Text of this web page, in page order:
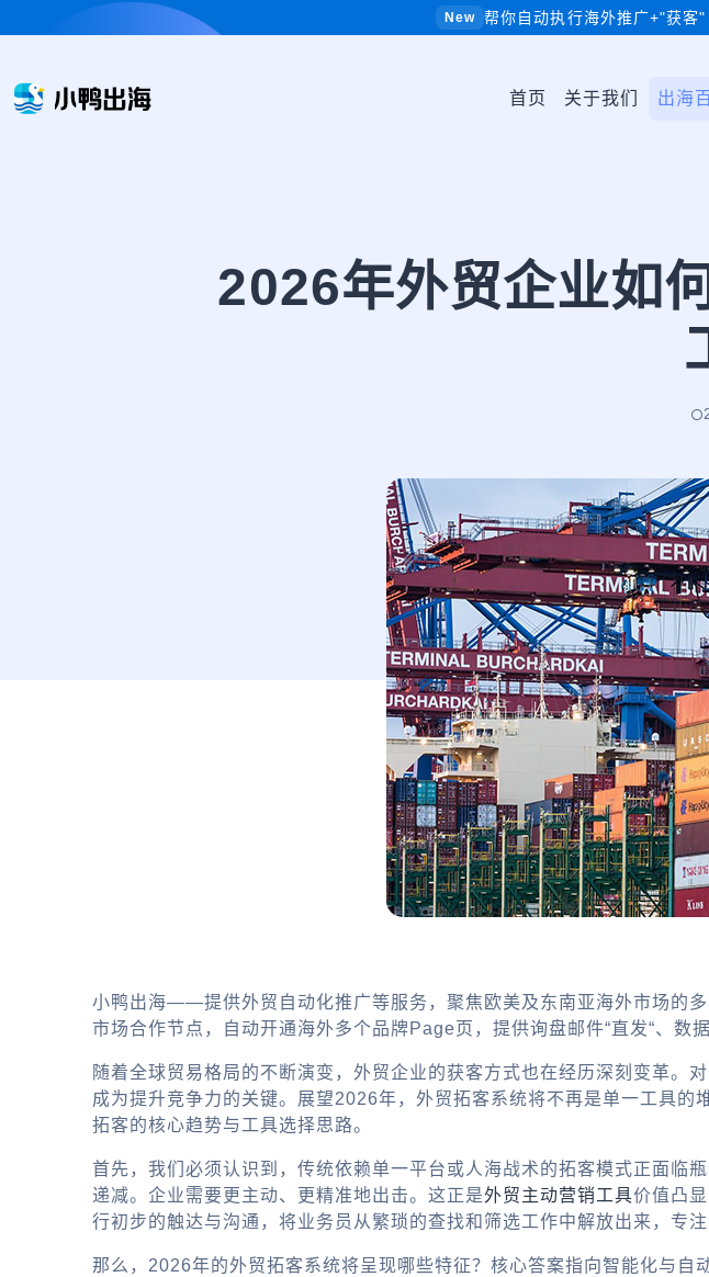
New 帮你自动执行海外推广+"获客
首页 关于我们 出海
2026年外贸企业如
小鸭出海——提供外贸自动化推广等服务，聚焦欧美及东南亚海外市场的
市场合作节点，自动开通海外多个品牌Page页，提供询盘邮件“直发“、数
随着全球贸易格局的不断演变，外贸企业的获客方式也在经历深刻变革。
成为提升竞争力的关键。展望2026年，外贸拓客系统将不再是单一工具
拓客的核心趋势与工具选择思路。
首先，我们必须认识到，传统依赖单一平台或人海战术的拓客模式正面临
递减。企业需要更主动、更精准地出击。这正是外贸主动营销工具价值凸
行初步的触达与沟通，将业务员从繁琐的查找和筛选工作中解放出来，专注
那么，2026年的外贸拓客系统将呈现哪些特征？核心答案指向智能化与自